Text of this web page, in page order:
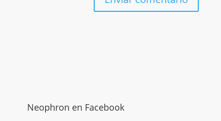
Neophron en Facebook